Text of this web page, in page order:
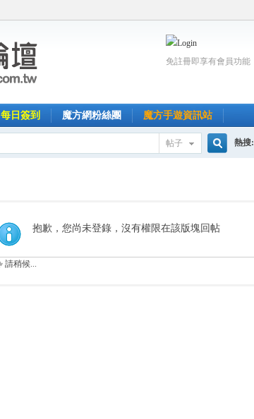
免註冊即享有會員功能
每日簽到 魔方網粉絲團 魔方手遊資訊站
帖子
索
熱搜:
抱歉，您尚未登錄，沒有權限在該版塊回帖
請稍候...